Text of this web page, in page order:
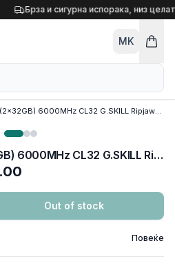
Брза и сигурна испорака, низ
MK
RAM DDR5 64GB(2x32GB) 6000MHz CL32 G.SKILL Ripjaws M5 RGB Intel XMP White F5-6000J3238G32GX2-RM5RW
RAM DDR5 64GB(2x32GB) 6000MHz CL32 G.SKILL Ripjaws M5 RGB Intel XMP White F5-6000J3238G32GX2-RM5RW
Out of stock
Повеќе